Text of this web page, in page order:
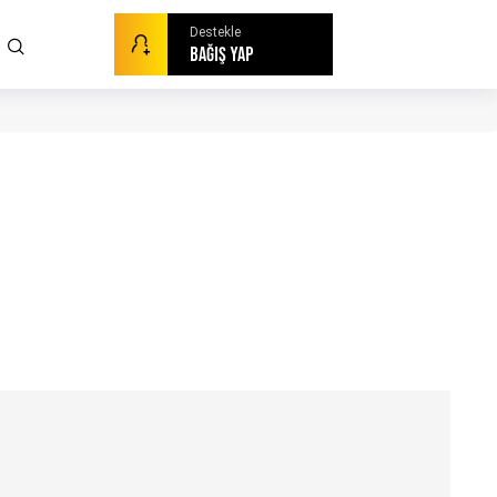
Destekle
BAĞIŞ YAP